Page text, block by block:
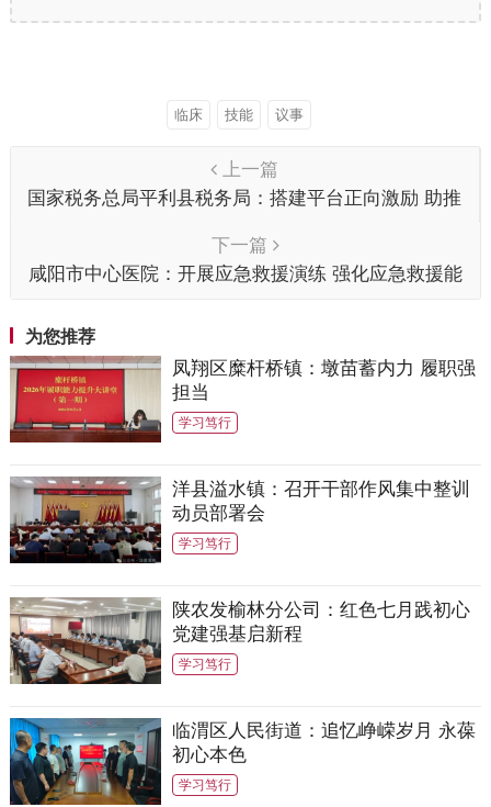
临床 技能 议事
上一篇
国家税务总局平利县税务局：搭建平台正向激励 助推
下一篇
咸阳市中心医院：开展应急救援演练 强化应急救援能
为您推荐
凤翔区糜杆桥镇：墩苗蓄内力 履职强
担当
学习笃行
洋县溢水镇：召开干部作风集中整训
动员部署会
学习笃行
陕农发榆林分公司：红色七月践初心
党建强基启新程
学习笃行
临渭区人民街道：追忆峥嵘岁月 永葆
初心本色
学习笃行